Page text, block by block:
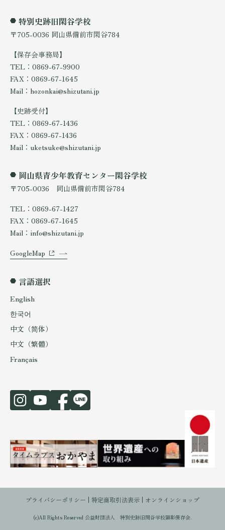
特別史跡旧閑谷学校
〒705-0036 岡山県備前市閑谷784
【保存会事務局】
TEL：0869-67-9900
FAX：0869-67-1645
Mail：hozonkai@shizutani.jp
【史跡受付】
TEL：0869-67-1436
FAX：0869-67-1436
Mail：uketsuke@shizutani.jp
岡山県青少年教育センター閑谷学校
〒705-0036 岡山県備前市閑谷784
TEL：0869-67-1427
FAX：0869-67-1645
Mail：info@shizutani.jp
GoogleMap
言語選択
English
한국어
中文（简体）
中文（繁體）
Français
プライバシーポリシー 特定商取引法表示 オンラインショップ
(c)All Rights Reserved 公益財団法人 特別史跡旧閑谷学校顕彰保存会.